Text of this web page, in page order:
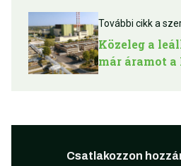
További cikk a
Közeleg a
már áramot a
Csatlakozzon